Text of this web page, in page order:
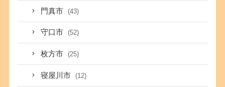
門真市 (43)
守口市 (52)
枚方市 (25)
寝屋川市 (12)